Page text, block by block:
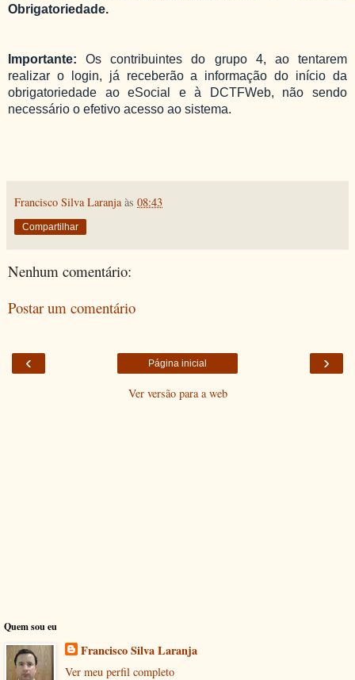
Obrigatoriedade.
Importante:Os contribuintes do grupo 4, ao tentarem
realizar o login, já receberão a informação do início da
obrigatoriedade ao eSocial e à DCTFWeb, não sendo
necessário o efetivo acesso ao sistema.
Francisco Silva Laranja às 08:43
Compartilhar
Nenhum comentário:
Postar um comentário
‹ ›
Página inicial
Ver versão para a web
Quem sou eu
Francisco Silva Laranja
Ver meu perfil completo